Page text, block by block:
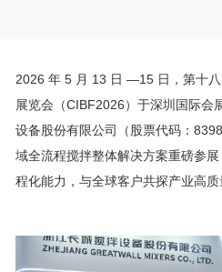
2026 年 5 月 13 日 —15 日，第十
展览会（CIBF2026）于深圳国际会
设备股份有限公司（股票代码：
域全流程搅拌整体解决方案重磅参
程化能力，与全球客户共探产业高质